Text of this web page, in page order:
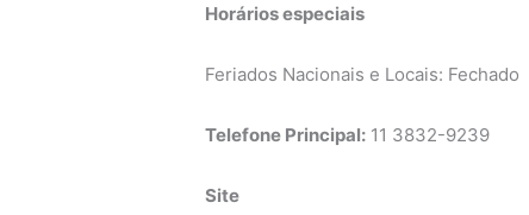
Horários especiais
Feriados Nacionais e Locais: Fechado
Telefone Principal: 11 3832-9239
Site